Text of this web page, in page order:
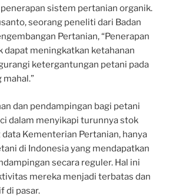
sistem pertanian organik.
seorang peneliti dari Badan
Pertanian, “Penerapan
dapat meningkatkan ketahanan
ketergantungan petani pada
mahal.”
dan pendampingan bagi petani
dalam menyikapi turunnya stok
Kementerian Pertanian, hanya
di Indonesia yang mendapatkan
secara reguler. Hal ini
mereka menjadi terbatas dan
di pasar.